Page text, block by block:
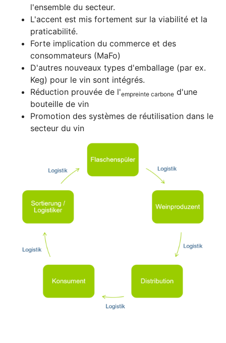
l'ensemble du secteur.
L'accent est mis fortement sur la viabilité et la
praticabilité.
Forte implication du commerce et des
consommateurs (MaFo)
D'autres nouveaux types d'emballage (par ex.
Keg) pour le vin sont intégrés.
Réduction prouvée de l'empreinte carbone d'une
bouteille de vin
Promotion des systèmes de réutilisation dans le
secteur du vin